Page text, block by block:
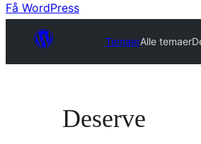
Få WordPress
TemaerAlle temaer
Deserve